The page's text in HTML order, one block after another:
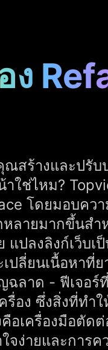
ง
สร้างและปรับ
ใช่ไหม?
โดยมอบคว
หลายมากขึ้นสำ
ปลงลิงก์เว็บเ
ปลี่ยนเนื้อหาที่ย
ฉลาด - ฟีเจอร์
อง ซึ่งสิ่งที่ทำใ
อเครื่องมือตัด
จง่ายและการค